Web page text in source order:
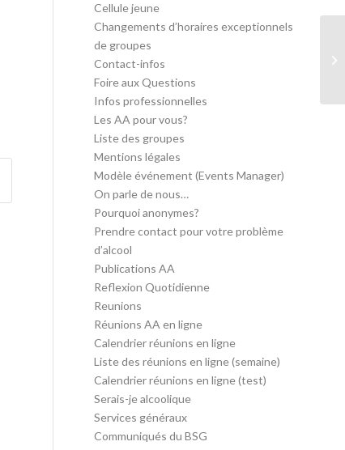
Cellule jeune
Changements d’horaires exceptionnels
de groupes
Contact-infos
Foire aux Questions
Infos professionnelles
Les AA pour vous?
Liste des groupes
Mentions légales
Modèle événement (Events Manager)
On parle de nous…
Pourquoi anonymes?
Prendre contact pour votre problème
d’alcool
Publications AA
Reflexion Quotidienne
Reunions
Réunions AA en ligne
Calendrier réunions en ligne
Liste des réunions en ligne (semaine)
Calendrier réunions en ligne (test)
Serais-je alcoolique
Services généraux
Communiqués du BSG